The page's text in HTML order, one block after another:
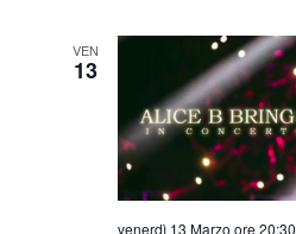
VEN
13
venerdì 13 Marzo ore 20:30